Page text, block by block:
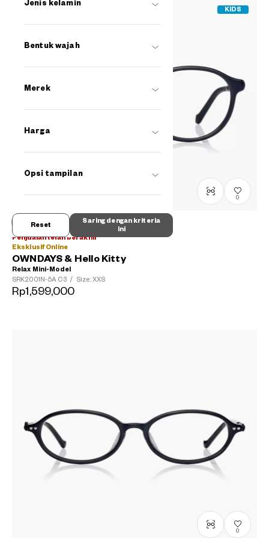
Jenis kelamin
Bentuk wajah
Merek
Harga
Opsi tampilan
Saring dengan kriteria
ini
Reset
KIDS
0
Penjualan telah berakhir
Eksklusif Online
OWNDAYS & Hello Kitty
Relax Mini-Model
SRK2001N-5A C3 / Size: XXS
Rp1,599,000
0